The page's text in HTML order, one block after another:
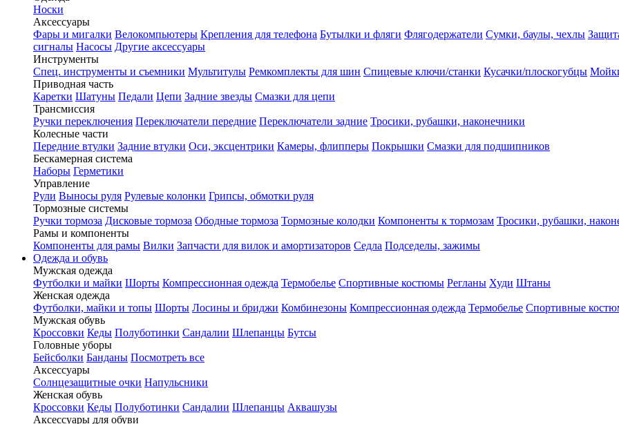
Носки
Аксессуары
Фары и мигалки Велокомпьютеры Крепления для телефона Бутылки и фляги Флягодержатели Сумки, баулы, чехлы
сигналы Насосы Другие аксессуары
Инструменты
Спец. инструменты и съемники Мультитулы Ремкомплекты для шин Спицевые ключи/станки Кусачки/плоскогубцы
Приводная часть
Каретки Шатуны Педали Цепи Задние звезды Смазки для цепи
Трансмиссия
Ручки переключения Переключатели передние Переключатели задние Тросики, рубашки, наконечники
Колесные части
Передние втулки Задние втулки Оси, эксцентрики Камеры, флипперы Покрышки Смазки для подшипников
Бескамерная система
Наборы Герметики
Управление
Рули Выносы руля Рулевые колонки Грипсы, обмотки руля
Тормозные системы
Ручки тормоза Дисковые тормоза Ободные тормоза Тормозные колодки Компоненты к тормозам Тросики, рубашки,
Рамы и компоненты
Компоненты для рамы Вилки Запчасти для вилок и амортизаторов Седла Подседелы, зажимы
Одежда и обувь
Мужская одежда
Футболки и майки Шорты Компрессионная одежда Термобелье Спортивные костюмы Регланы Худи Штаны
Женская одежда
Футболки, майки и топы Шорты Лосины и бриджи Комбинезоны Компрессионная одежда Термобелье Спортивные
Мужская обувь
Кроссовки Кеды Полуботинки Сандалии Шлепанцы Бутсы
Головные уборы
Бейсболки Банданы Посмотреть все
Аксессуары
Солнцезащитные очки Напульсники
Женская обувь
Кроссовки Кеды Полуботинки Сандалии Шлепанцы Аквашузы
Аксессуары для обуви